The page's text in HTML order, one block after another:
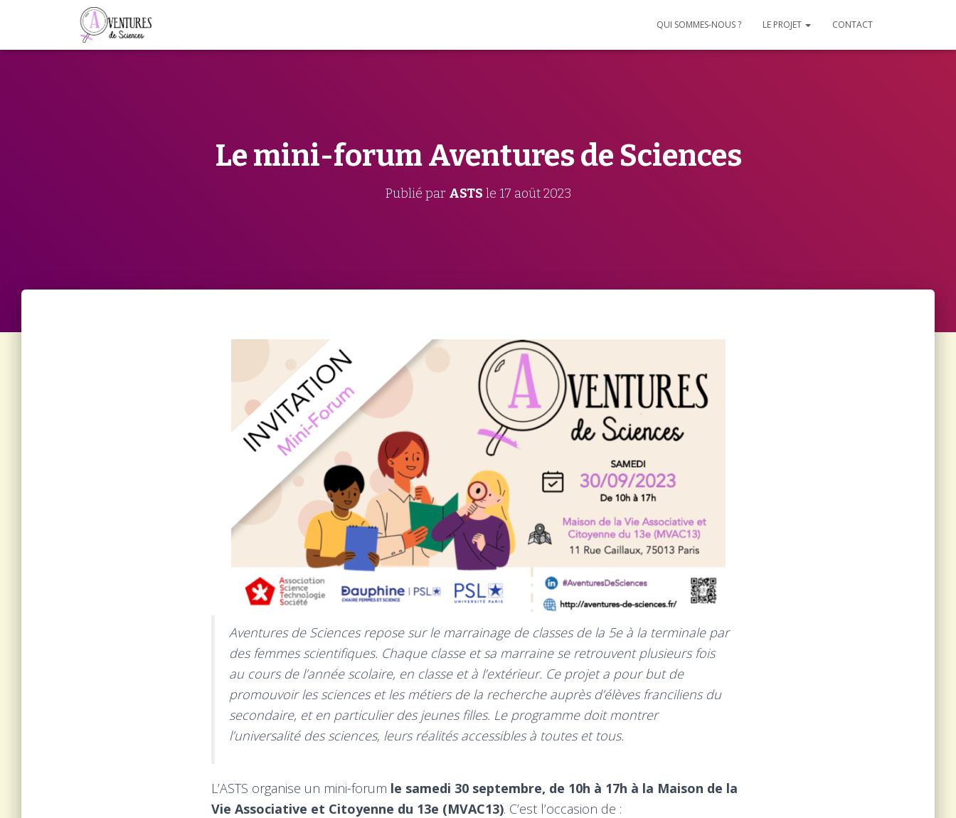
QUI SOMMES-NOUS ? LE PROJET CONTACT
Le mini-forum Aventures de Sciences
Publié par ASTS le 17 août 2023
Aventures de Sciences repose sur le marrainage de classes de la 5e à la terminale par
des femmes scientifiques. Chaque classe et sa marraine se retrouvent plusieurs fois
au cours de l’année scolaire, en classe et à l’extérieur. Ce projet a pour but de
promouvoir les sciences et les métiers de la recherche auprès d’élèves franciliens du
secondaire, et en particulier des jeunes filles. Le programme doit montrer
l’universalité des sciences, leurs réalités accessibles à toutes et tous.
L’ASTS organise un mini-forum le samedi 30 septembre, de 10h à 17h à la Maison de la
Vie Associative et Citoyenne du 13e (MVAC13). C’est l’occasion de :